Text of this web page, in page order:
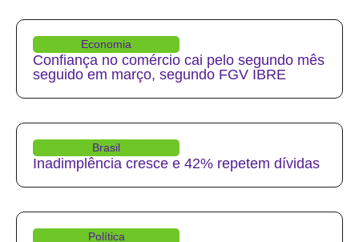
Economia
Confiança no comércio cai pelo segundo mês
seguido em março, segundo FGV IBRE
Brasil
Inadimplência cresce e 42% repetem dívidas
Política